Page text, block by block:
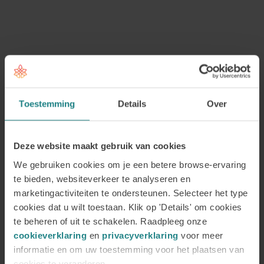
Toestemming Details Over
Deze website maakt gebruik van cookies
We gebruiken cookies om je een betere browse-ervaring
te bieden, websiteverkeer te analyseren en
marketingactiviteiten te ondersteunen. Selecteer het type
cookies dat u wilt toestaan. Klik op 'Details' om cookies
te beheren of uit te schakelen. Raadpleeg onze
cookieverklaring en privacyverklaring voor meer
informatie en om uw toestemming voor het plaatsen van
Hechtingsproblematiek: herken de
hechtingsstijlen en leer wat helpt
9 juli 2026
Auteur: Marian Kok en Judith
Wolterink Wanneer de…
30 jaar Academie voor Coaching en
Counselling
20 mei 2026
Auteur: Marian Kok en Paulien Kok